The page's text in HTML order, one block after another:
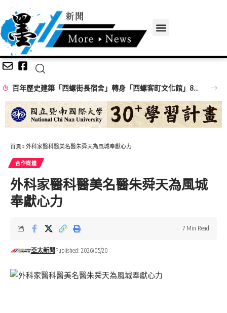
百年歷史建築「西螺街長宿舍」轉身「西螺客町文化館」8/8啟用 首展解密日治至今政治變遷史
首頁 » 外科家醫科醫美名醫朱舜天為風城奉獻心力
合作媒體
外科家醫科醫美名醫朱舜天為風城
奉獻心力
亞太新聞 Published: 2026/05/20
7 Min Read